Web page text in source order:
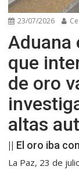
23/07/2026
Aduana
que
de oro
altas
|| El oro iba
La Paz, 23 de